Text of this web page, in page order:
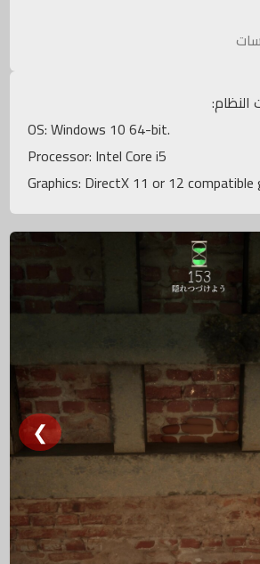
النظام:
OS: Windows 10 64-bit.
Processor: Intel Core i5
Graphics: DirectX 11 or 12 compatible
❮